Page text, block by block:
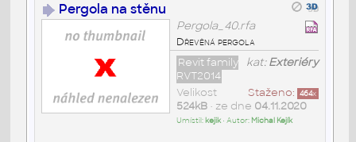
Pergola na stěnu
Pergola_40.rfa
Dřevěná pergola
kat:Exteriéry
Revit family
RVT2014
Staženo: 464x
Velikost
524kB• ze dne 04.11.2020
Umístil: kejik• Autor: Michal Kejík